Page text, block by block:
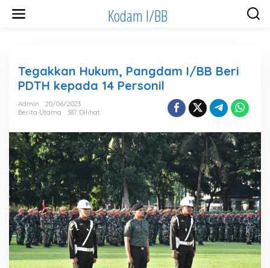
Kodam I/BB
Tegakkan Hukum, Pangdam I/BB Beri
PDTH kepada 14 Personil
Admin
20/06/2023
Berita Utama
387 Dilihat